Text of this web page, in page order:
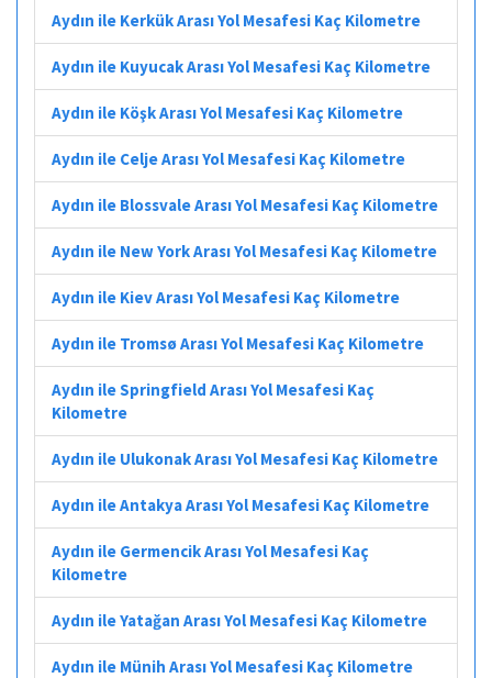
Aydın ile Kerkük Arası Yol Mesafesi Kaç Kilometre
Aydın ile Kuyucak Arası Yol Mesafesi Kaç Kilometre
Aydın ile Köşk Arası Yol Mesafesi Kaç Kilometre
Aydın ile Celje Arası Yol Mesafesi Kaç Kilometre
Aydın ile Blossvale Arası Yol Mesafesi Kaç Kilometre
Aydın ile New York Arası Yol Mesafesi Kaç Kilometre
Aydın ile Kiev Arası Yol Mesafesi Kaç Kilometre
Aydın ile Tromsø Arası Yol Mesafesi Kaç Kilometre
Aydın ile Springfield Arası Yol Mesafesi Kaç
Kilometre
Aydın ile Ulukonak Arası Yol Mesafesi Kaç Kilometre
Aydın ile Antakya Arası Yol Mesafesi Kaç Kilometre
Aydın ile Germencik Arası Yol Mesafesi Kaç
Kilometre
Aydın ile Yatağan Arası Yol Mesafesi Kaç Kilometre
Aydın ile Münih Arası Yol Mesafesi Kaç Kilometre